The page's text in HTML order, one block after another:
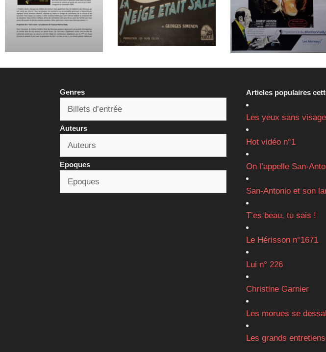
Genres
Auteurs
Epoques
Articles populaires
Les yeux sans visage
Hot vidéo n°1
On l’appelle San-
San-Antonio et son
T’es beau, tu sais !
Le Hérisson n°1671
Lui n° 226
Christine Garnier
Les morues se
Les grands